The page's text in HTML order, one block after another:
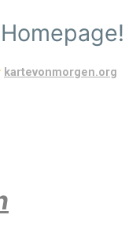
kartevonmorgen.org